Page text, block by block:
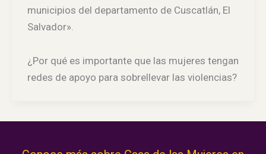
municipios del departamento de Cuscatlán, El
Salvador».
¿Por qué es importante que las mujeres tengan
redes de apoyo para sobrellevar las violencias?